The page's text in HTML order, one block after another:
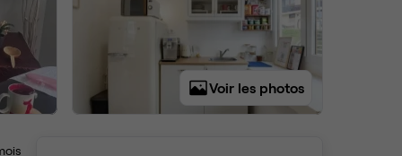
Voir les photos